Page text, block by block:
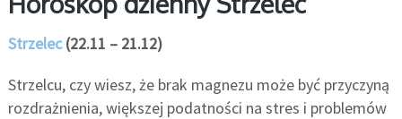
Strzelec(22.11 – 21.12)
Strzelcu, czy wiesz, że brak magnezu może być przyczyną
rozdrażnienia, większej podatności na stres i problemów